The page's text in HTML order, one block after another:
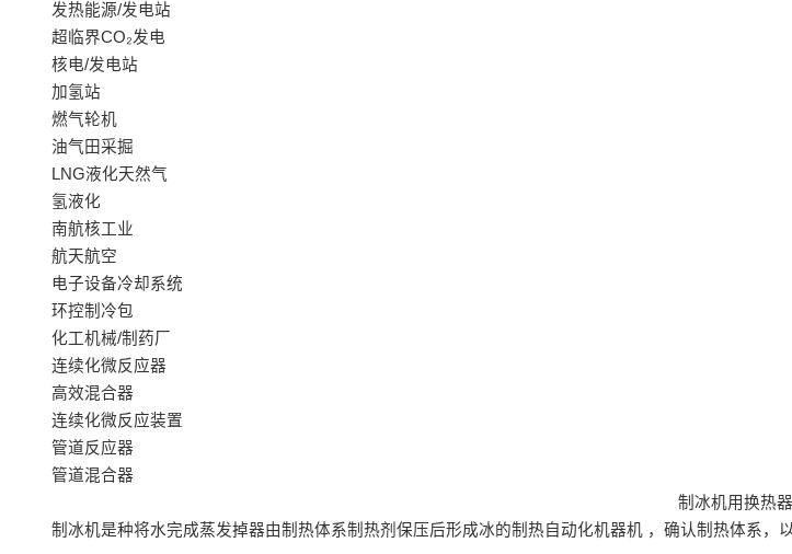
发热能源/发电站
超临界CO₂发电
核电/发电站
加氢站
燃气轮机
油气田采掘
LNG液化天然气
氢液化
南航核工业
航天航空
电子设备冷却系统
环控制冷包
化工机械/制药厂
连续化微反应器
高效混合器
连续化微反应装置
管道反应器
管道混合器
制冰机用换热器
制冰机是种将水完成蒸发掉器由制热体系制热剂保压后形成冰的制热自动化机器机 ，确认制热体系，